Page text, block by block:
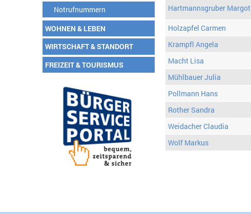
Notrufnummern
WOHNEN & LEBEN
WIRTSCHAFT & STANDORT
FREIZEIT & TOURISMUS
Hartmannsgruber Margot
Holzapfel Carmen
Krampfl Angela
Macht Lisa
Mühlbauer Julia
Pollmann Hans
Rother Sandra
Weidacher Claudia
Wolf Markus